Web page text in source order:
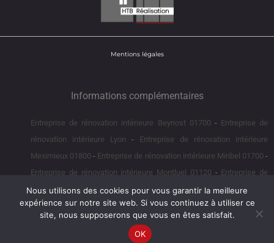
Mentions légales
Informations complémentaires
Entreprise de rénovation intérieure Beynost 01700
Entreprise de
rénovation intérieure Lyon
Entreprise de rénovation intérieure
Meximieux 01800
Entreprise de rénovation intérieure Miribel 01700
Entreprise de rénovation intérieure Montluel 01120
Entreprise de
rénovation intérieure Rillieux la Pape
Construction de piscine
Beynost 01700
Construction de piscine Lyon
Construction de
piscine Meximieux 01800
Construction de piscine Miribel 01700
Construction de piscine Montluel 01120
Nous utilisons des cookies pour vous garantir la meilleure
expérience sur notre site web. Si vous continuez à utiliser ce
site, nous supposerons que vous en êtes satisfait.
OK